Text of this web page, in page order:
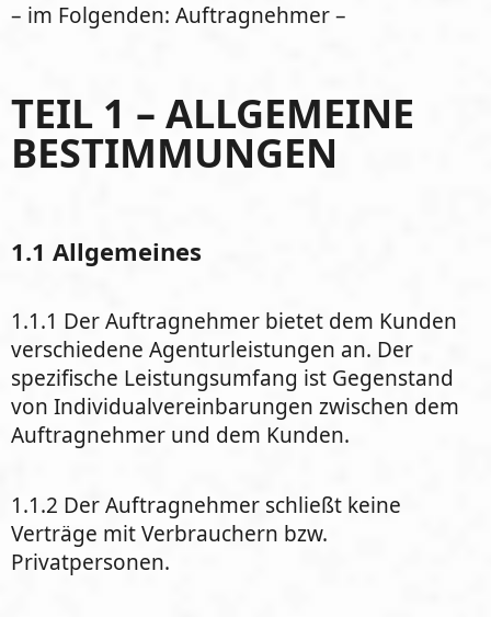
– im Folgenden: Auftragnehmer –
TEIL 1 – ALLGEMEINE
BESTIMMUNGEN
1.1 Allgemeines
1.1.1 Der Auftragnehmer bietet dem Kunden
verschiedene Agenturleistungen an. Der
spezifische Leistungsumfang ist Gegenstand
von Individualvereinbarungen zwischen dem
Auftragnehmer und dem Kunden.
1.1.2 Der Auftragnehmer schließt keine
Verträge mit Verbrauchern bzw.
Privatpersonen.